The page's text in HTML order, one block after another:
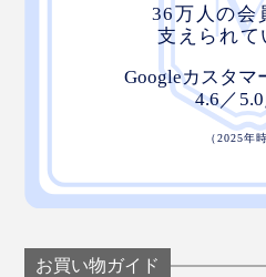
お買い物ガイド